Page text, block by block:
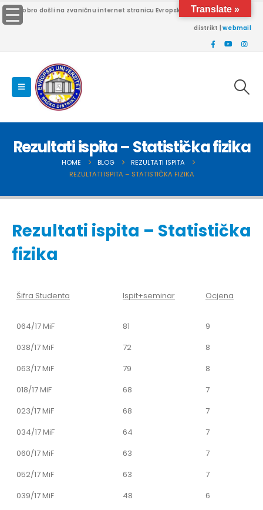
Dobro došli na zvaničnu internet stranicu Evropskog univerziteta Brčko
distrikt |webmail
Rezultati ispita – Statistička fizika
HOME BLOG
REZULTATI ISPITA
REZULTATI ISPITA – STATISTIČKA FIZIKA
Rezultati ispita – Statistička
fizika
Šifra Studenta Ispit+seminar Ocjena
064/17 MiF 81
9
038/17 MiF
72
8
063/17 MiF
79
8
018/17 MiF
68
7
023/17 MiF
68
7
034/17 MiF
64
7
060/17 MiF
63
7
052/17 MiF
63
7
039/17 MiF
48
6
Translate »